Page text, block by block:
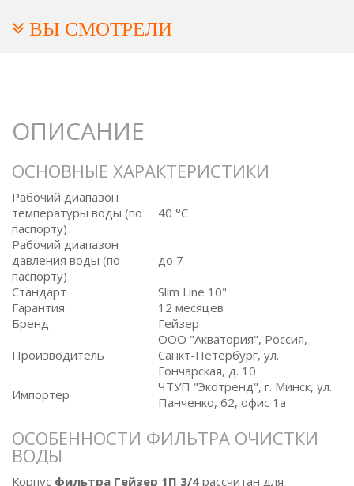
ВЫ СМОТРЕЛИ
ОПИСАНИЕ
ОСНОВНЫЕ ХАРАКТЕРИСТИКИ
Рабочий диапазон
температуры воды (по
паспорту)
40 °C
Рабочий диапазон
давления воды (по
паспорту)
до 7
Стандарт
Slim Line 10"
Гарантия
12 месяцев
Бренд
Гейзер
Производитель
ООО "Акватория", Россия,
Санкт-Петербург, ул.
Гончарская, д. 10
Импортер
ЧТУП "Экотренд", г. Минск, ул.
Панченко, 62, офис 1а
ОСОБЕННОСТИ ФИЛЬТРА ОЧИСТКИ
ВОДЫ
Корпус фильтра Гейзер 1П 3/4 рассчитан для